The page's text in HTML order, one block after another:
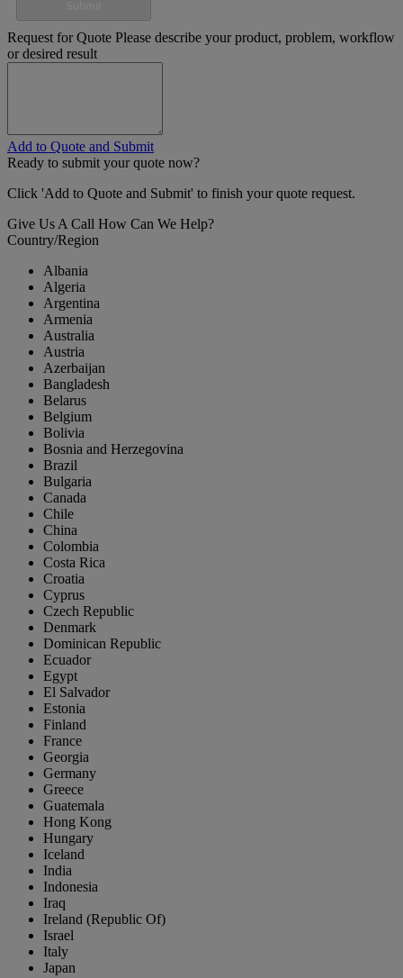
Request for Quote Please describe your product, problem, workflow
or desired result
Add to Quote and Submit
Ready to submit your quote now?
Click 'Add to Quote and Submit' to finish your quote request.
Give Us A Call How Can We Help?
Country/Region
Albania
Algeria
Argentina
Armenia
Australia
Austria
Azerbaijan
Bangladesh
Belarus
Belgium
Bolivia
Bosnia and Herzegovina
Brazil
Bulgaria
Canada
Chile
China
Colombia
Costa Rica
Croatia
Cyprus
Czech Republic
Denmark
Dominican Republic
Ecuador
Egypt
El Salvador
Estonia
Finland
France
Georgia
Germany
Greece
Guatemala
Hong Kong
Hungary
Iceland
India
Indonesia
Iraq
Ireland (Republic Of)
Israel
Italy
Japan